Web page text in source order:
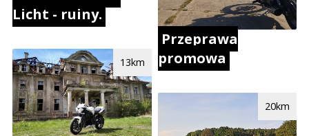
Licht - ruiny.
13km
Przeprawa
promowa
20km